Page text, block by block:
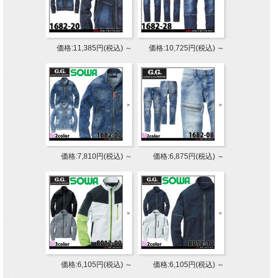
価格:11,385円(税込)～ 価格:10,725円(税込)～
価格:7,810円(税込)～ 価格:6,875円(税込)～
価格:6,105円(税込)～ 価格:6,105円(税込)～